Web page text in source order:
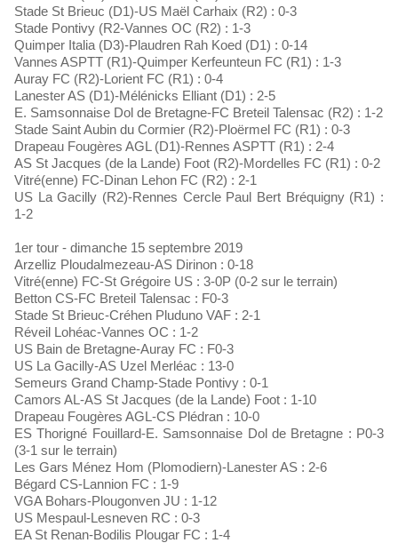
Stade St Brieuc (D1)-US Maël Carhaix (R2) : 0-3
Stade Pontivy (R2-Vannes OC (R2) : 1-3
Quimper Italia (D3)-Plaudren Rah Koed (D1) : 0-14
Vannes ASPTT (R1)-Quimper Kerfeunteun FC (R1) : 1-3
Auray FC (R2)-Lorient FC (R1) : 0-4
Lanester AS (D1)-Mélénicks Elliant (D1) : 2-5
E. Samsonnaise Dol de Bretagne-FC Breteil Talensac (R2) : 1-2
Stade Saint Aubin du Cormier (R2)-Ploërmel FC (R1) : 0-3
Drapeau Fougères AGL (D1)-Rennes ASPTT (R1) : 2-4
AS St Jacques (de la Lande) Foot (R2)-Mordelles FC (R1) : 0-2
Vitré(enne) FC-Dinan Lehon FC (R2) : 2-1
US La Gacilly (R2)-Rennes Cercle Paul Bert Bréquigny (R1) :
1-2
1er tour - dimanche 15 septembre 2019
Arzelliz Ploudalmezeau-AS Dirinon : 0-18
Vitré(enne) FC-St Grégoire US : 3-0P (0-2 sur le terrain)
Betton CS-FC Breteil Talensac : F0-3
Stade St Brieuc-Créhen Pluduno VAF : 2-1
Réveil Lohéac-Vannes OC : 1-2
US Bain de Bretagne-Auray FC : F0-3
US La Gacilly-AS Uzel Merléac : 13-0
Semeurs Grand Champ-Stade Pontivy : 0-1
Camors AL-AS St Jacques (de la Lande) Foot : 1-10
Drapeau Fougères AGL-CS Plédran : 10-0
ES Thorigné Fouillard-E. Samsonnaise Dol de Bretagne : P0-3
(3-1 sur le terrain)
Les Gars Ménez Hom (Plomodiern)-Lanester AS : 2-6
Bégard CS-Lannion FC : 1-9
VGA Bohars-Plougonven JU : 1-12
US Mespaul-Lesneven RC : 0-3
EA St Renan-Bodilis Plougar FC : 1-4